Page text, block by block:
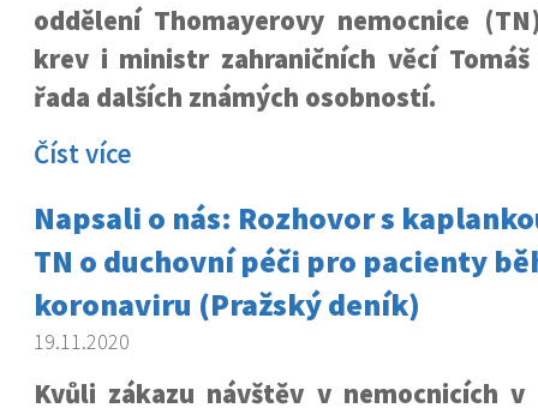
oddělení Thomayerovy nemocnice
krev i ministr zahraničních věcí
řada dalších známých osobností.
Číst více
Napsali o nás: Rozhovor s
TN o duchovní péči pro pacienty
koronaviru (Pražský deník)
19.11.2020
Kvůli zákazu návštěv v nemocnicích v